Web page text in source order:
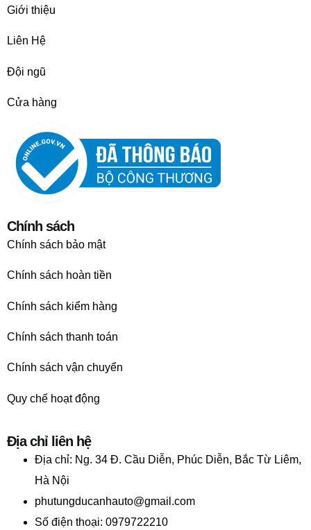
Giới thiệu
Liên Hệ
Đội ngũ
Cửa hàng
Chính sách
Chính sách bảo mật
Chính sách hoàn tiền
Chính sách kiểm hàng
Chính sách thanh toán
Chính sách vận chuyển
Quy chế hoạt động
Địa chỉ liên hệ
Địa chỉ: Ng. 34 Đ. Cầu Diễn, Phúc Diễn, Bắc Từ Liêm,
Hà Nội
phutungducanhauto@gmail.com
Số điện thoại: 0979722210